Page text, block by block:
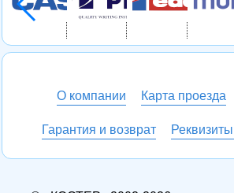
О компании Карта проезда
Гарантия и возврат